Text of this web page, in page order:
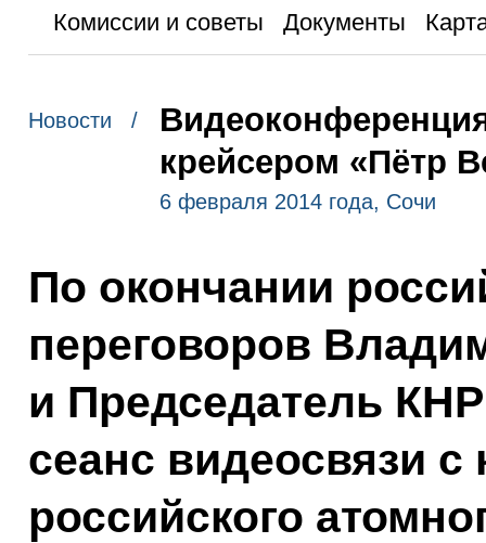
Комиссии и советы
Документы
Новости /
крейсером «Пётр
6 февраля 2014 года, Сочи
По окончании
переговоров
и Председатель
сеанс видеосвязи
российского